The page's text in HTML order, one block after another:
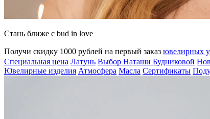
Стань ближе с bud in love
Получи скидку 1000 рублей на первый заказ ювелирных
Специальная цена Латунь Выбор Наташи Будниковой
Ювелирные изделия Атмосфера Масла Сертификаты